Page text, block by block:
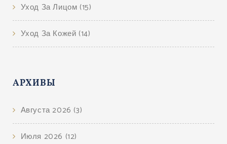
Уход За Лицом (15)
Уход За Кожей (14)
АРХИВЫ
Августа 2026 (3)
Июля 2026 (12)